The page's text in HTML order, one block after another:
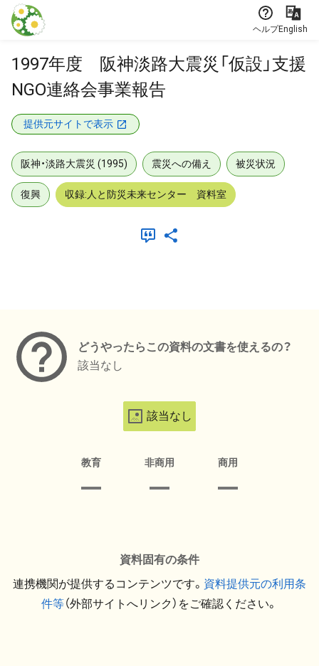
本文に飛ぶ
ヘルプEnglish
1997年度 阪神淡路大震災「仮設」支援
NGO連絡会事業報告
提供元サイトで表示
阪神・淡路大震災 (1995) 震災への備え 被災状況
復興 収録:人と防災未来センター 資料室
どうやったらこの資料の文書を使えるの？
該当なし
該当なし
教育 非商用 商用
資料固有の条件
連携機関が提供するコンテンツです。 資料提供元の利用条
件等（外部サイトへリンク）をご確認ください。